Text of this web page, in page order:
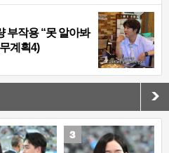
부작용 “못 알아봐
계획4)